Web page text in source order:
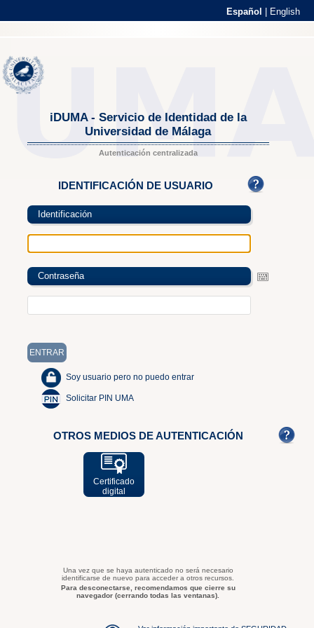
Español English
iDUMA - Servicio de Identidad de la
Universidad de Málaga
Autenticación centralizada
IDENTIFICACIÓN DE USUARIO
Identificación
Contraseña
Soy usuario pero no puedo entrar
Solicitar PIN UMA
OTROS MEDIOS DE AUTENTICACIÓN
Certificado
digital
Una vez que se haya autenticado no será necesario
identificarse de nuevo para acceder a otros recursos.
Para desconectarse, recomendamos que cierre su
navegador (cerrando todas las ventanas).